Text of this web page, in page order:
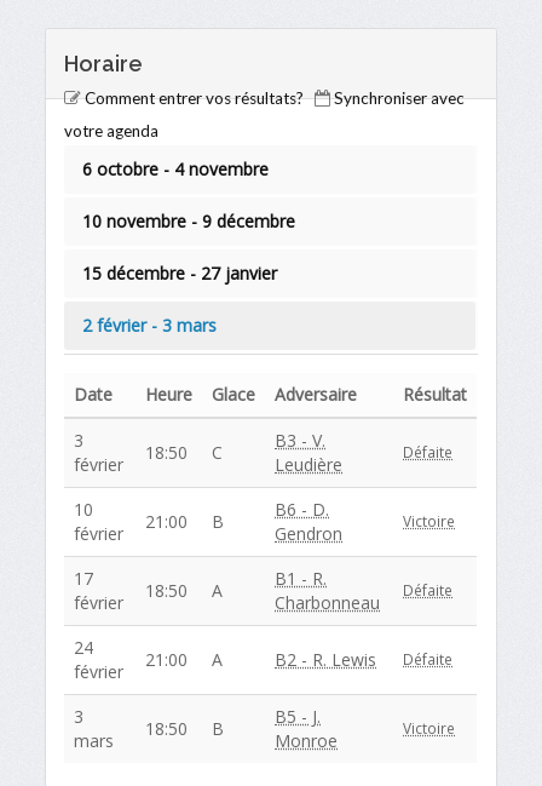
Horaire
Comment entrer vos résultats?
Synchroniser avec
votre agenda
6 octobre - 4 novembre
10 novembre - 9 décembre
15 décembre - 27 janvier
2 février - 3 mars
Date Heure Glace Adversaire
Résultat
3
février
18:50 C
B3 - V.
Leudière
Défaite
10
février
21:00 B
B6 - D.
Gendron
Victoire
17
février
18:50 A
B1 - R.
Charbonneau
Défaite
24
février
21:00 A B2 - R. Lewis Défaite
3
mars
18:50 B
B5 - J.
Monroe
Victoire